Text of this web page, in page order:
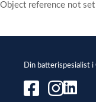
Object reference not
Din batterispesialist i